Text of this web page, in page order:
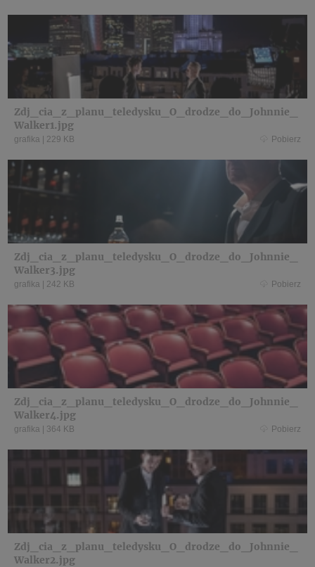
Zdj_cia_z_planu_teledysku_O_drodze_do_Johnnie_
Walker1.jpg
grafika 229 KB Pobierz
Zdj_cia_z_planu_teledysku_O_drodze_do_Johnnie_
Walker3.jpg
grafika 242 KB Pobierz
Zdj_cia_z_planu_teledysku_O_drodze_do_Johnnie_
Walker4.jpg
grafika 364 KB Pobierz
Zdj_cia_z_planu_teledysku_O_drodze_do_Johnnie_
Walker2.jpg